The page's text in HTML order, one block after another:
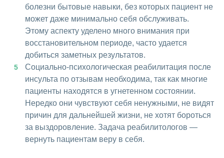
болезни бытовые навыки, без которых пациент не
может даже минимально себя обслуживать.
Этому аспекту уделено много внимания при
восстановительном периоде, часто удается
добиться заметных результатов.
Социально-психологическая реабилитация после
инсульта по отзывам необходима, так как многие
пациенты находятся в угнетенном состоянии.
Нередко они чувствуют себя ненужными, не видят
причин для дальнейшей жизни, не хотят бороться
за выздоровление. Задача реабилитологов —
вернуть пациентам веру в себя.